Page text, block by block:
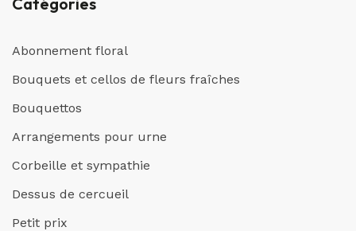
Abonnement floral
Bouquets et cellos de fleurs fraîches
Bouquettos
Arrangements pour urne
Corbeille et sympathie
Dessus de cercueil
Petit prix